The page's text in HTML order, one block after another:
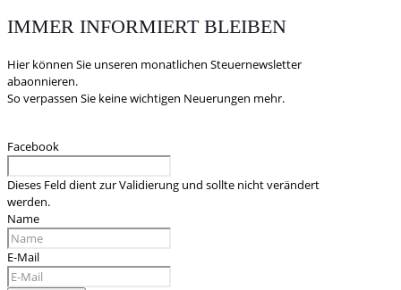
IMMER INFORMIERT BLEIBEN
Hier können Sie unseren monatlichen Steuernewsletter
abaonnieren.
So verpassen Sie keine wichtigen Neuerungen mehr.
Facebook
Dieses Feld dient zur Validierung und sollte nicht verändert
werden.
Name
E-Mail